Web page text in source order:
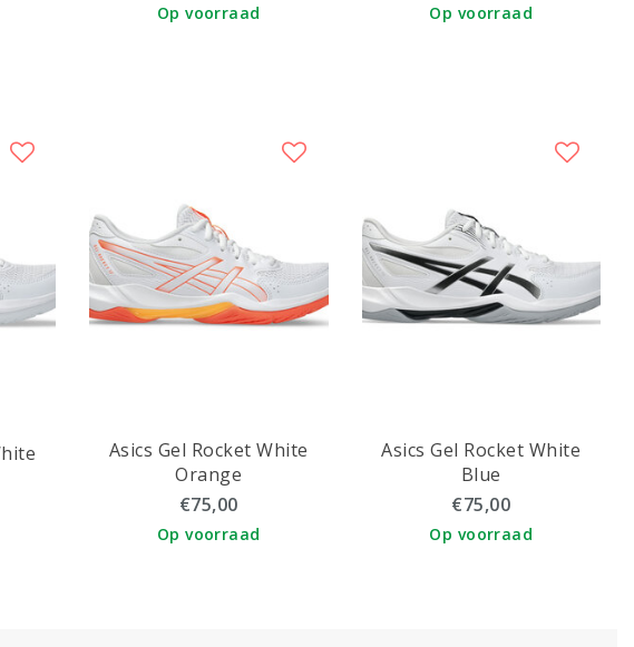
Op voorraad Op voorraad
Asics Gel Rocket White
Orange
€75,00
Op voorraad
Asics Gel Rocket White
Blue
€75,00
Op voorraad